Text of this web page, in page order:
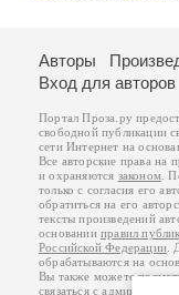
Авторы
Вход для авторов
Портал Проза.ру
свободной публикации
сети Интернет на
Все авторские права на
и охраняются законом .
только с согласия его
обратиться на его
тексты произведений
основанииправил
Российской Федерации .
обрабатываются на
Вы также можете
связаться с